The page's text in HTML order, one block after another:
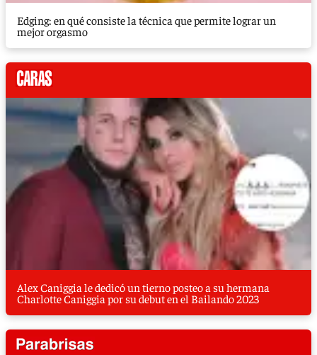
Edging: en qué consiste la técnica que permite lograr un
mejor orgasmo
Alex Caniggia le dedicó un tierno posteo a su hermana
Charlotte Caniggia por su debut en el Bailando 2023